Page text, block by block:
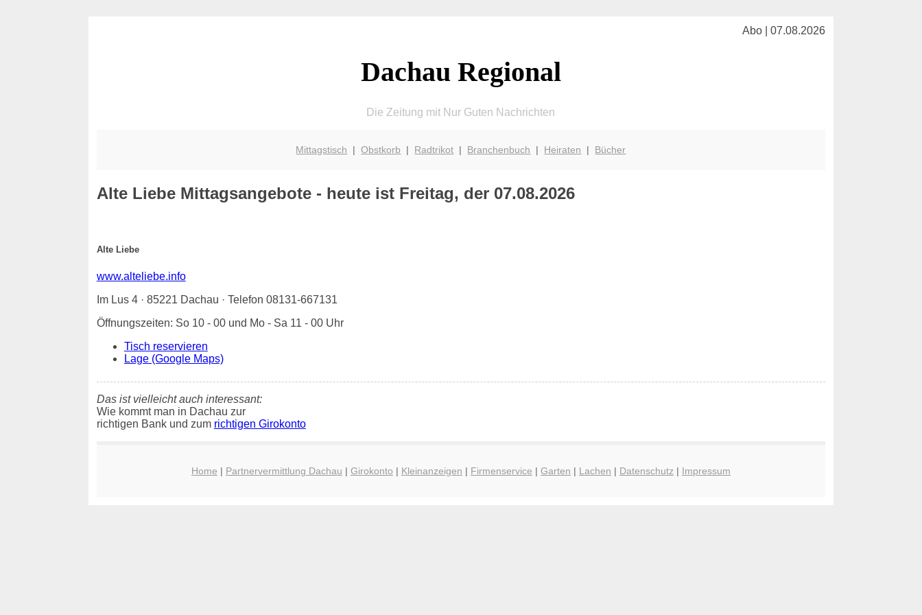
Abo | 07.08.2026
Dachau Regional
Die Zeitung mit Nur Guten Nachrichten
Mittagstisch |Obstkorb | Radtrikot | Branchenbuch | Heiraten | Bücher
Alte LiebeMittagsangebote - heute ist Freitag, der 07.08.2026
Alte Liebe
www.alteliebe.info
Im Lus 4 · 85221 Dachau · Telefon 08131-667131
Öffnungszeiten: So 10 - 00 und Mo - Sa 11 - 00 Uhr
Tisch reservieren
Lage (Google Maps)
Das ist vielleicht auch interessant:
Wie kommt man in Dachau zur
richtigen Bank und zum richtigen Girokonto
Home | Partnervermittlung Dachau | Girokonto | Kleinanzeigen | Firmenservice | Garten | Lachen | Datenschutz | Impressum